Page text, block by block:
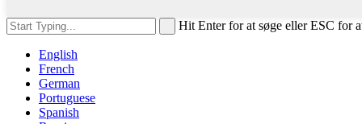
Hit Enter for at søge eller ESC for
English
French
German
Portuguese
Spanish